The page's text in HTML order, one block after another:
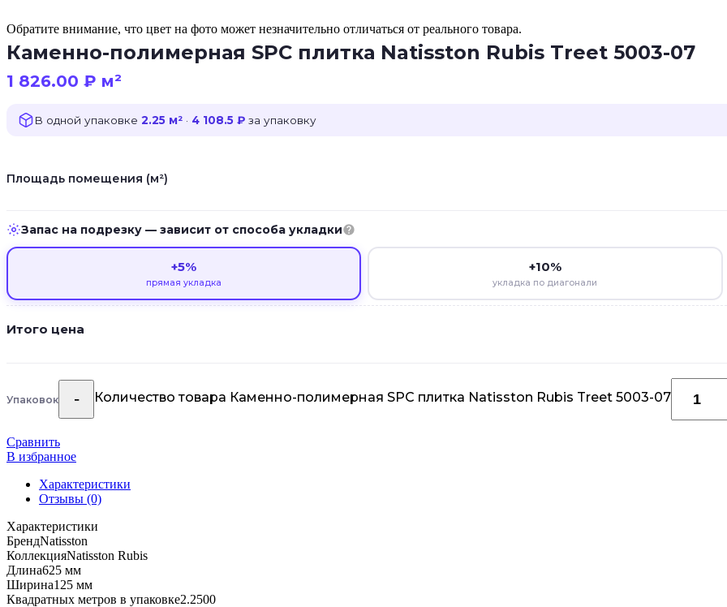
Обратите внимание, что цвет на фото может незначительно отличаться от реального товара.
Каменно-полимерная SPC плитка Natisston Rubis Treet 5003-07
1 826.00 ₽ м²
В одной упаковке 2.25 м² · 4 108.5 ₽ за упаковку
Площадь помещения (м²)
Запас на подрезку — зависит от способа укладки
+5%
прямая укладка
+10%
укладка по диагонали
Итого цена
Упаковок Количество товара Каменно-полимерная SPC плитка Natisston Rubis Treet 5003-07
Сравнить
В избранное
Характеристики
Отзывы (0)
Характеристики
БрендNatisston
КоллекцияNatisston Rubis
Длина625 мм
Ширина125 мм
Квадратных метров в упаковке2.2500